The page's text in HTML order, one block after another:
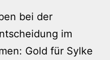
bei der
im
Gold für Sylke